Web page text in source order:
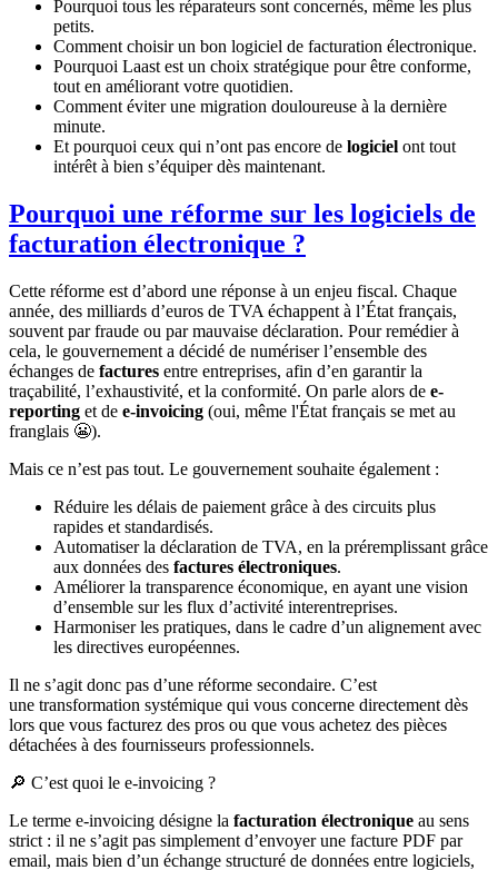
Pourquoi tous les réparateurs sont concernés, même les plus
petits.
Comment choisir un bon logiciel de facturation électronique.
Pourquoi Laast est un choix stratégique pour être conforme,
tout en améliorant votre quotidien.
Comment éviter une migration douloureuse à la dernière
minute.
Et pourquoi ceux qui n’ont pas encore de logiciel ont tout
intérêt à bien s’équiper dès maintenant.
Pourquoi une réforme sur les logiciels de
facturation électronique ?
Cette réforme est d’abord une réponse à un enjeu fiscal. Chaque
année, des milliards d’euros de TVA échappent à l’État français,
souvent par fraude ou par mauvaise déclaration. Pour remédier à
cela, le gouvernement a décidé de numériser l’ensemble des
échanges de factures entre entreprises, afin d’en garantir la
traçabilité, l’exhaustivité, et la conformité. On parle alors de e-
reporting et de e-invoicing (oui, même l'État français se met au
franglais 😬).
Mais ce n’est pas tout. Le gouvernement souhaite également :
Réduire les délais de paiement grâce à des circuits plus
rapides et standardisés.
Automatiser la déclaration de TVA, en la préremplissant grâce
aux données des factures électroniques.
Améliorer la transparence économique, en ayant une vision
d’ensemble sur les flux d’activité interentreprises.
Harmoniser les pratiques, dans le cadre d’un alignement avec
les directives européennes.
Il ne s’agit donc pas d’une réforme secondaire. C’est
une transformation systémique qui vous concerne directement dès
lors que vous facturez des pros ou que vous achetez des pièces
détachées à des fournisseurs professionnels.
🔎 C’est quoi le e-invoicing ?
Le terme e-invoicing désigne la facturation électronique au sens
strict : il ne s’agit pas simplement d’envoyer une facture PDF par
email, mais bien d’un échange structuré de données entre logiciels,